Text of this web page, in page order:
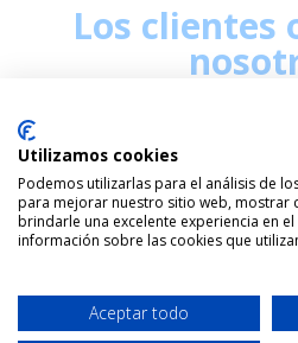
Los clientes
Puedes aprender más sobre qué
desactivarlas en los
Utilizamos cookies
Podemos utilizarlas para el análisis de
para mejorar nuestro sitio web, mostrar
brindarle una excelente experiencia en
información sobre las cookies que
Aceptar todo